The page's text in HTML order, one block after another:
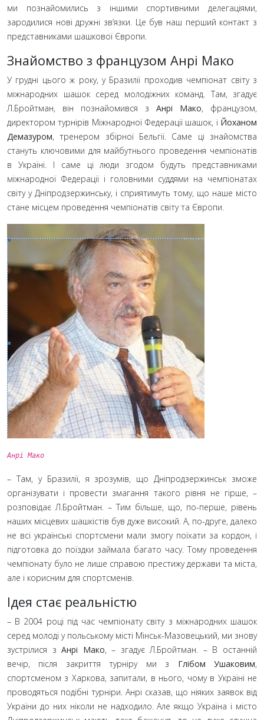
ми познайомились з іншими спортивними делегаціями,
зародилися нові дружні зв’язки. Це був наш перший контакт з
представниками шашкової Європи.
Знайомство з французом Анрі Мако
У грудні цього ж року, у Бразилії проходив чемпіонат світу з
міжнародних шашок серед молодіжних команд. Там, згадує
Л.Бройтман, він познайомився з Анрі Мако, французом,
директором турнірів Міжнародної Федерації шашок, і Йоханом
Демазуром, тренером збірної Бельгії. Саме ці знайомства
стануть ключовими для майбутнього проведення чемпіонатів
в Україні. І саме ці люди згодом будуть представниками
міжнародної Федерації і головними суддями на чемпіонатах
світу у Дніпродзержинську, і сприятимуть тому, що наше місто
стане місцем проведення чемпіонатів світу та Європи.
Анрі Мако
– Там, у Бразилії, я зрозумів, що Дніпродзержинськ зможе
організувати і провести змагання такого рівня не гірше, –
розповідає Л.Бройтман. – Тим більше, що, по-перше, рівень
наших місцевих шашкістів був дуже високий. А, по-друге, далеко
не всі українські спортсмени мали змогу поїхати за кордон, і
підготовка до поїздки займала багато часу. Тому проведення
чемпіонату було не лише справою престижу держави та міста,
але і корисним для спортсменів.
Ідея стає реальністю
– В 2004 році під час чемпіонату світу з міжнародних шашок
серед молоді у польському місті Мінськ-Мазовецький, ми знову
зустрілися зАнрі Мако, – згадує Л.Бройтман. – В останній
вечір, після закриття турніру ми з Глібом Ушаковим,
спортсменом з Харкова, запитали, в нього, чому в Україні не
проводяться подібні турніри. Анрі сказав, що ніяких заявок від
України до них ніколи не надходило. Але якщо Україна і місто